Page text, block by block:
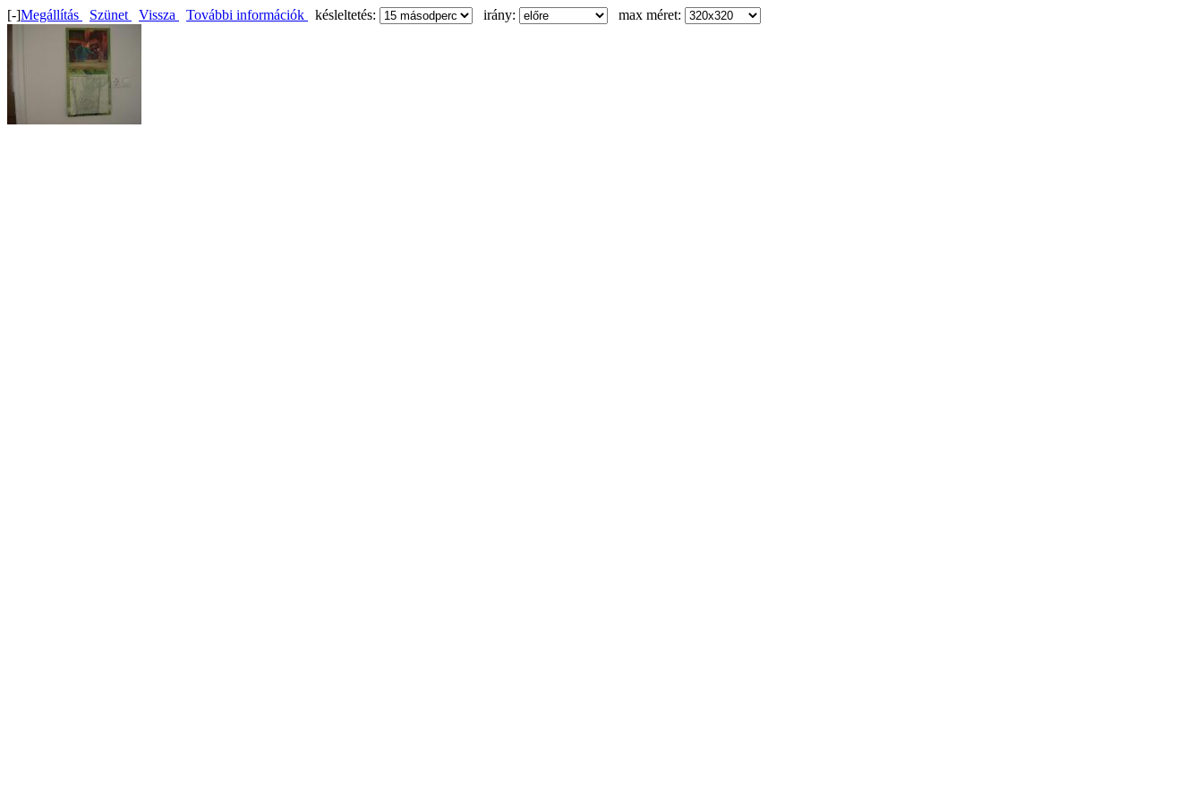
[-]Megállítás Szünet Vissza További információk késleltetés: irány: max méret: